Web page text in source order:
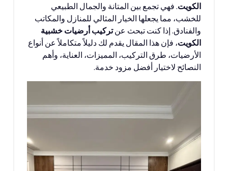
الكويت. فهي تجمع بين المتانة والجمال الطبيعي
للخشب، مما يجعلها الخيار المثالي للمنازل والمكاتب
والفنادق. إذا كنت تبحث عنتركيب أرضيات خشبية
الكويت، فإن هذا المقال يقدم لك دليلاً متكاملاً عن أنواع
الأرضيات، طرق التركيب، المميزات، العناية، وأهم
النصائح لاختيار أفضل مزود خدمة.